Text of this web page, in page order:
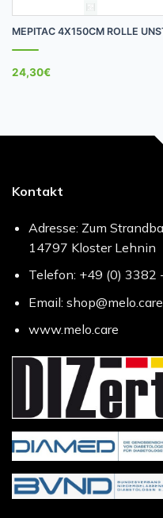
MEPITAC 4X150CM ROLLE
24,30€
Kontakt
Adresse: Zum
14797 Kloster Lehnin
Telefon: +49 (0) 3382
Email: shop@melo.care
www.melo.care